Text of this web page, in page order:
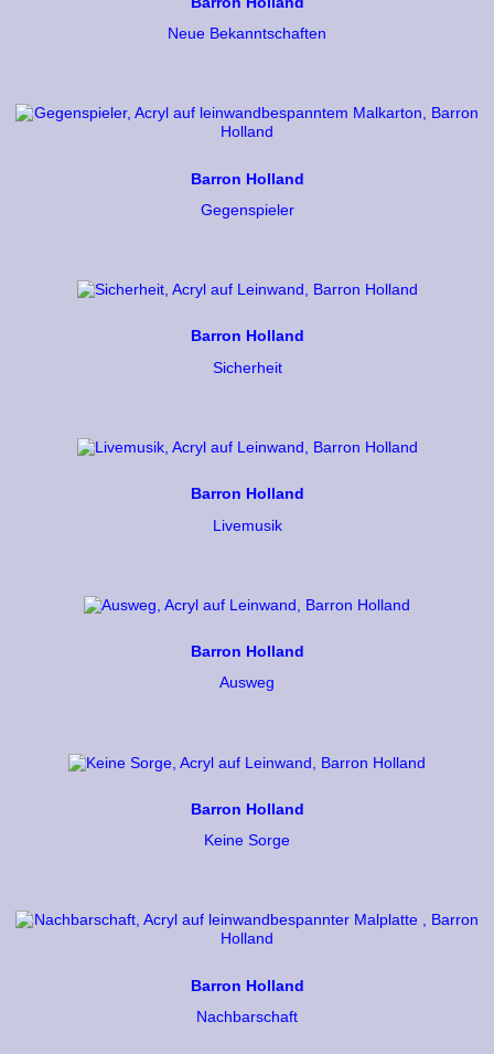
Neue Bekanntschaften
Barron Holland
Gegenspieler
Barron Holland
Sicherheit
Barron Holland
Livemusik
Barron Holland
Ausweg
Barron Holland
Keine Sorge
Barron Holland
Nachbarschaft